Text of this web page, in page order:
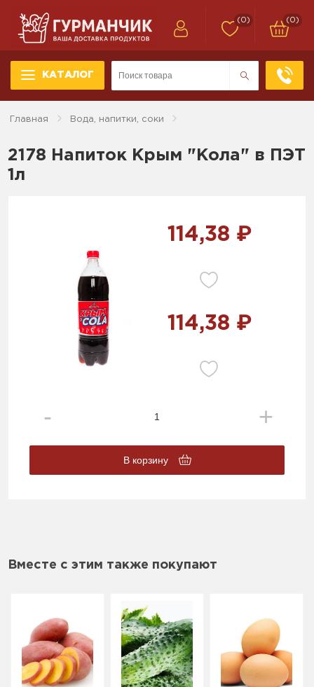
КАТАЛОГ
(0) (0)
Главная Вода, напитки, соки
2178 Напиток Крым "Кола" в ПЭТ
1л
114,38 ₽
114,38 ₽
В корзину
Вместе с этим также покупают